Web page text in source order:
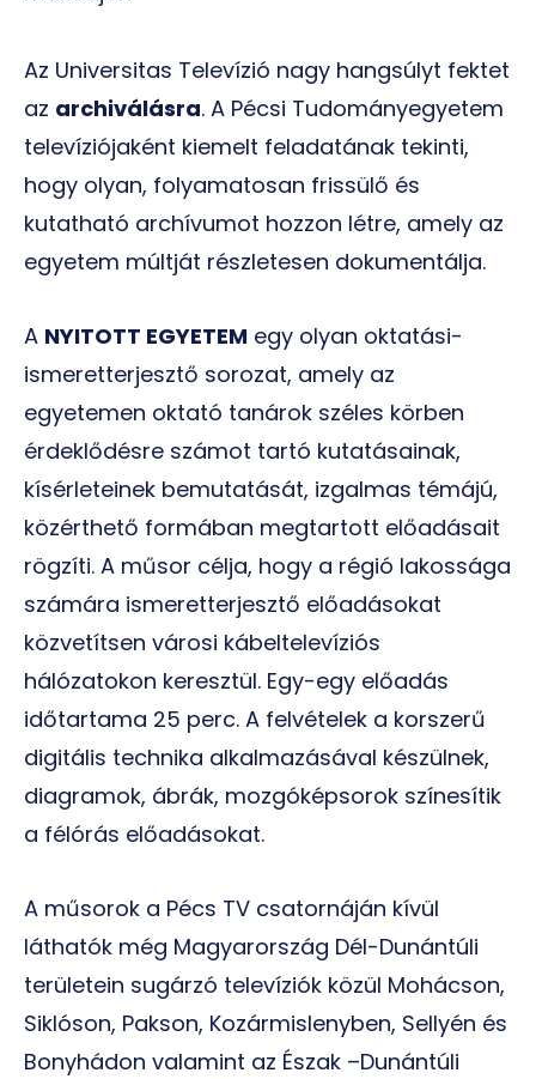
Az Universitas Televízió nagy hangsúlyt fektet
az archiválásra. A Pécsi Tudományegyetem
televíziójaként kiemelt feladatának tekinti,
hogy olyan, folyamatosan frissülő és
kutatható archívumot hozzon létre, amely az
egyetem múltját részletesen dokumentálja.
A NYITOTT EGYETEM egy olyan oktatási-
ismeretterjesztő sorozat, amely az
egyetemen oktató tanárok széles körben
érdeklődésre számot tartó kutatásainak,
kísérleteinek bemutatását, izgalmas témájú,
közérthető formában megtartott előadásait
rögzíti. A műsor célja, hogy a régió lakossága
számára ismeretterjesztő előadásokat
közvetítsen városi kábeltelevíziós
hálózatokon keresztül. Egy-egy előadás
időtartama 25 perc. A felvételek a korszerű
digitális technika alkalmazásával készülnek,
diagramok, ábrák, mozgóképsorok színesítik
a félórás előadásokat.
A műsorok a Pécs TV csatornáján kívül
láthatók még Magyarország Dél-Dunántúli
területein sugárzó televíziók közül Mohácson,
Siklóson, Pakson, Kozármislenyben, Sellyén és
Bonyhádon valamint az Észak –Dunántúli